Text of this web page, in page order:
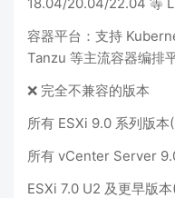
容器平台：支持
Tanzu 等主流容器编排
❌ 完全不兼容的版本
所有 ESXi 9.0 系列版
所有 vCenter Server
ESXi 7.0 U2 及更早版